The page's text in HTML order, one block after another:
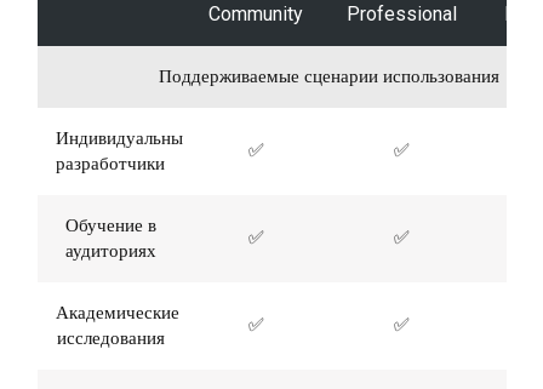
Community
Professional
Поддерживаемые сценарии использования
Индивидуальные
разработчики
✅ ✅
Обучение в
аудиториях
✅ ✅
Академические
исследования
✅ ✅